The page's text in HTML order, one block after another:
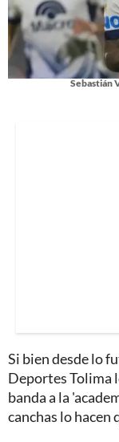
Sebastián
Si bien desde lo
Deportes Tolima
banda a la
canchas lo hacen